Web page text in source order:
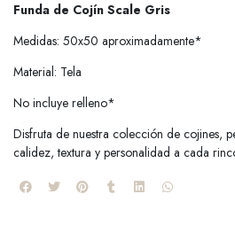
Funda de Cojín Scale Gris
Medidas: 50x50 aproximadamente*
Material: Tela
No incluye relleno*
Disfruta de nuestra colección de cojines,
calidez, textura y personalidad a cada